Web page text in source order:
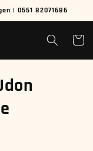
| 0551 82071686